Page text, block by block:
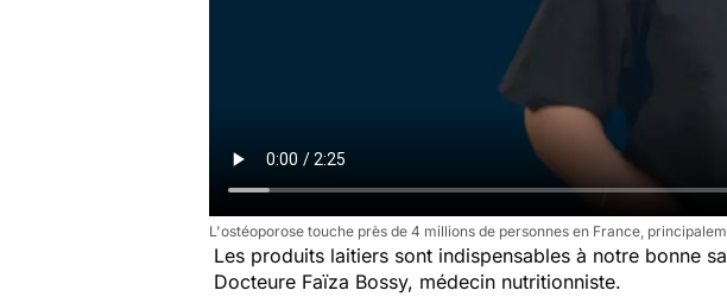
L'ostéoporose touche près de 4 millions de personnes en France,
Les produits laitiers sont indispensables à notre bonne
Docteure Faïza Bossy, médecin nutritionniste.